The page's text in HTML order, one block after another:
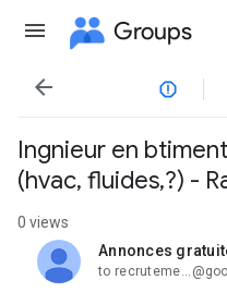
Groups

Ingnieur en
(hvac, fluides,?) -
0 views
Annonces
unread,
to